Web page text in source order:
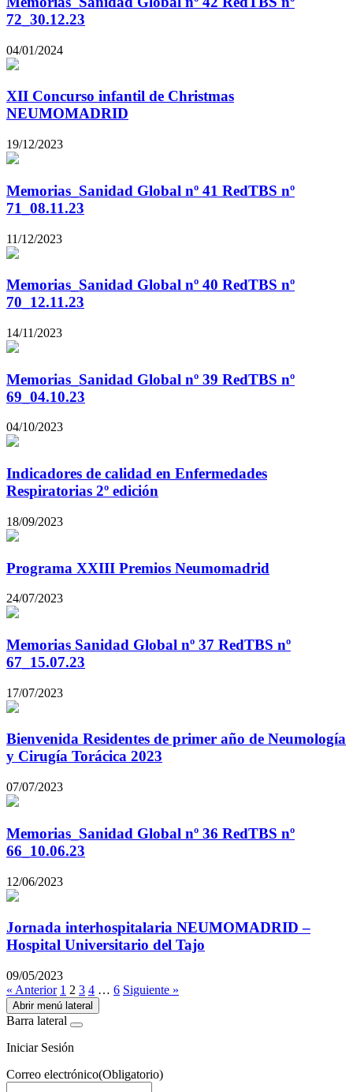
72_30.12.23
04/01/2024
XII Concurso infantil de Christmas
NEUMOMADRID
19/12/2023
Memorias_Sanidad Global nº 41 RedTBS nº
71_08.11.23
11/12/2023
Memorias_Sanidad Global nº 40 RedTBS nº
70_12.11.23
14/11/2023
Memorias_Sanidad Global nº 39 RedTBS nº
69_04.10.23
04/10/2023
Indicadores de calidad en Enfermedades
Respiratorias 2º edición
18/09/2023
Programa XXIII Premios Neumomadrid
24/07/2023
Memorias Sanidad Global nº 37 RedTBS nº
67_15.07.23
17/07/2023
Bienvenida Residentes de primer año de Neumología
y Cirugía Torácica 2023
07/07/2023
Memorias_Sanidad Global nº 36 RedTBS nº
66_10.06.23
12/06/2023
Jornada interhospitalaria NEUMOMADRID –
Hospital Universitario del Tajo
09/05/2023
« Anterior 1 2 3 4 … 6 Siguiente »
Abrir menú lateral
Barra lateral
Iniciar Sesión
Correo electrónico(Obligatorio)